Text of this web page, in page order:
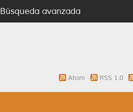
Búsqueda avanzada
Atom RSS 1.0